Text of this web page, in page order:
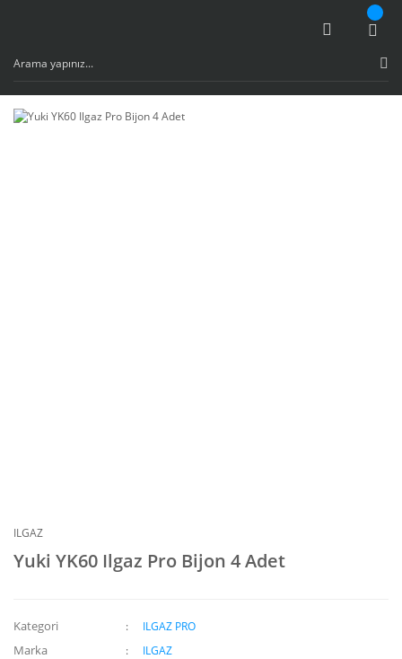
ILGAZ
Yuki YK60 Ilgaz Pro Bijon 4 Adet
Kategori ILGAZ PRO
Marka ILGAZ